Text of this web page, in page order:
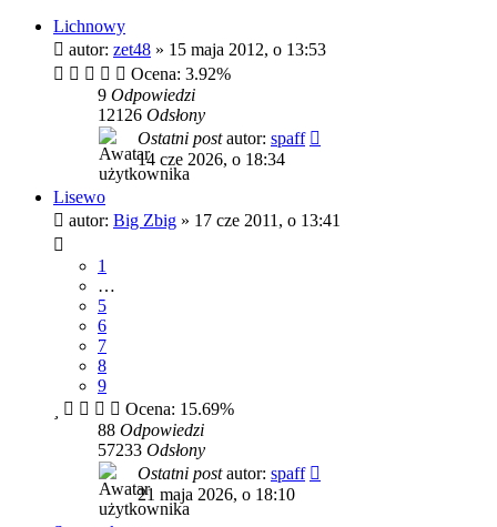
Lichnowy
autor: zet48 » 15 maja 2012, o 13:53
Ocena: 3.92%
9 Odpowiedzi
12126 Odsłony
Ostatni postautor: spaff
14 cze 2026, o 18:34
Lisewo
autor: Big Zbig » 17 cze 2011, o 13:41
1
…
5
6
7
8
9
Ocena: 15.69%
88 Odpowiedzi
57233 Odsłony
Ostatni postautor: spaff
21 maja 2026, o 18:10